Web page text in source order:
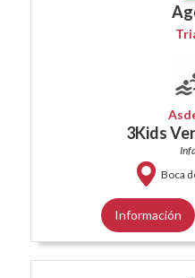
3Kids
Boca
Información